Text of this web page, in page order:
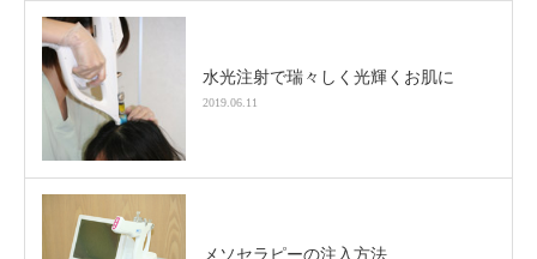
水光注射で瑞々しく光輝くお肌に
2019.06.11
メソセラピーの注入方法